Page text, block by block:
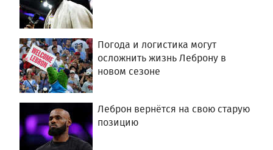
Погода и логистика могут
осложнить жизнь Леброну в
новом сезоне
Леброн вернётся на свою старую
позицию